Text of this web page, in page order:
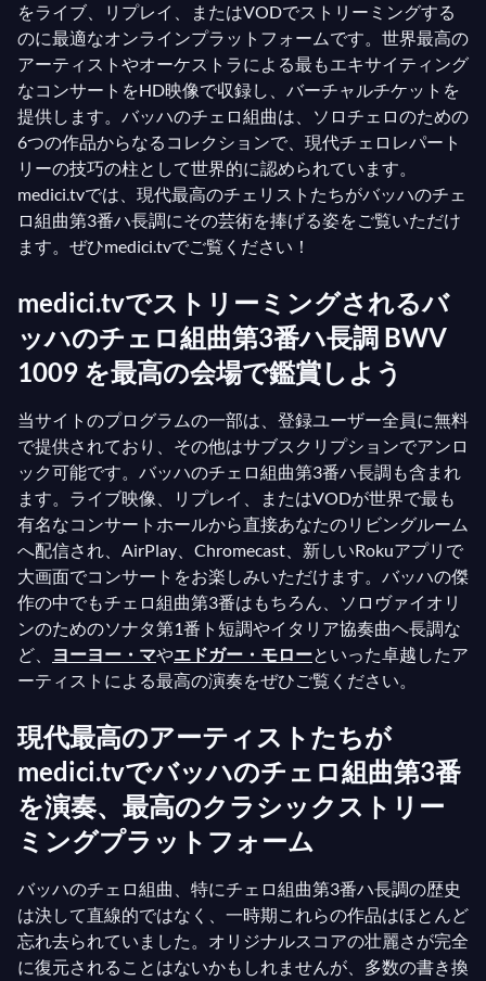
払う必要があります。
をライブ、リプレイ、またはVODでストリーミングする
のに最適なオンラインプラットフォームです。世界最高の
アーティストやオーケストラによる最もエキサイティング
なコンサートをHD映像で収録し、バーチャルチケットを
提供します。バッハのチェロ組曲は、ソロチェロのための
6つの作品からなるコレクションで、現代チェロレパート
リーの技巧の柱として世界的に認められています。
medici.tvでは、現代最高のチェリストたちがバッハのチェ
ロ組曲第3番ハ長調にその芸術を捧げる姿をご覧いただけ
ます。ぜひmedici.tvでご覧ください！
medici.tvでストリーミングされるバ
ッハのチェロ組曲第3番ハ長調 BWV
1009 を最高の会場で鑑賞しよう
当サイトのプログラムの一部は、登録ユーザー全員に無料
で提供されており、その他はサブスクリプションでアンロ
ック可能です。バッハのチェロ組曲第3番ハ長調も含まれ
ます。ライブ映像、リプレイ、またはVODが世界で最も
有名なコンサートホールから直接あなたのリビングルーム
へ配信され、AirPlay、Chromecast、新しいRokuアプリで
大画面でコンサートをお楽しみいただけます。バッハの傑
作の中でもチェロ組曲第3番はもちろん、ソロヴァイオリ
ンのためのソナタ第1番ト短調やイタリア協奏曲ヘ長調な
ど、
ヨーヨー・マやエドガー・モローといった卓越したア
ーティストによる最高の演奏をぜひご覧ください。
現代最高のアーティストたちが
medici.tvでバッハのチェロ組曲第3番
を演奏、最高のクラシックストリー
ミングプラットフォーム
バッハのチェロ組曲、特にチェロ組曲第3番ハ長調の歴史
は決して直線的ではなく、一時期これらの作品はほとんど
忘れ去られていました。オリジナルスコアの壮麗さが完全
に復元されることはないかもしれませんが、多数の書き換